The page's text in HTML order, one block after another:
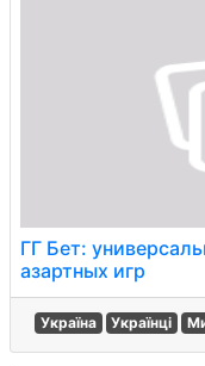
ГГ Бет:
азартных игр
Україна Українці